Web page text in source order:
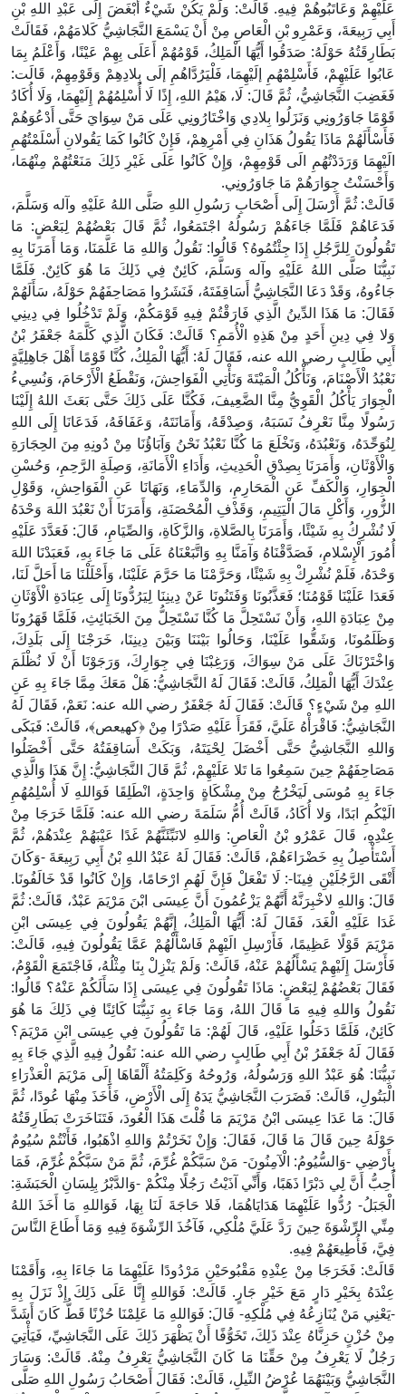
عَلَيْهِمْ وَعَاتَبُوهُمْ فِيهِ. قَالَتْ: وَلَمْ يَكُنْ شَيْءٌ أَبْغَضَ إِلَى عَبْدِ اللهِ بْنِ
أَبِي رَبِيعَةَ، وَعَمْرِو بْنِ الْعَاصِ مِنْ أَنْ يَسْمَعَ النَّجَاشِيُّ كَلامَهُمْ، فَقَالَتْ
بَطَارِقَتُهُ حَوْلَهُ: صَدَقُوا أَيُّهَا الْمَلِكُ، قَوْمُهُمْ أَعَلَى بِهِمْ عَيْنًا، وَأَعْلَمُ بِمَا
عَابُوا عَلَيْهِمْ، فَأَسْلِمْهُمِ إلَيْهِمَا، فَلْيَرُدَّاهُمِ إلَى بِلادِهِمْ وَقَوْمِهِمْ، قَالَت:
فَغَضِبَ النَّجَاشِيُّ، ثُمَّ قَالَ: لَا، هَيْمُ اللهِ، إِذًا لَا أُسْلِمُهُمْ إِلَيْهِمَا، وَلَا أُكَادُ
قَوْمًا جَاوَرُونِي وَنَزَلُوا بِلادِي وَاخْتَارُونِي عَلَى مَنْ سِوَايَ حَتَّى أَدْعُوَهُمْ
فَأَسْأَلَهُمْ مَاذَا يَقُولُ هَذَانِ فِي أَمْرِهِمْ، فَإِنْ كَانُوا كَمَا يَقُولانِ أَسْلَمْتُهُمِ
الَيْهِمَا وَرَدَدْتُهُمِ الَى قَوْمِهِمْ، وَإِنْ كَانُوا عَلَى غَيْرِ ذَلِكَ مَنَعْتُهُمْ مِنْهُمَا،
وَأَحْسَنْتُ جِوَارَهُمْ مَا جَاوَرُونِي.
قَالَتْ: ثُمَّ أَرْسَلَ إِلَى أَصْحَابِ رَسُولِ اللهِ صَلَّى اللهُ عَلَيْهِ وآله وَسَلَّمَ،
فَدَعَاهُمْ فَلَمَّا جَاءَهُمْ رَسُولُهُ اجْتَمَعُوا، ثُمَّ قَالَ بَعْضُهُمْ لِبَعْضٍ: مَا
تَقُولُونَ لِلرَّجُلِ إِذَا جِئْتُمُوهُ؟ قَالُوا: نَقُولُ وَاللهِ مَا عَلَّمَنَا، وَمَا أَمَرَنَا بِهِ
نَبِيُّنَا صَلَّى اللهُ عَلَيْهِ وآله وَسَلَّمَ، كَائِنٌ فِي ذَلِكَ مَا هُوَ كَائِنٌ. فَلَمَّا
جَاءُوهُ، وَقَدْ دَعَا النَّجَاشِيُّ أَسَاقِفَتَهُ، فَنَشَرُوا مَصَاحِفَهُمْ حَوْلَهُ، سَأَلَهُمْ
فَقَالَ: مَا هَذَا الدِّينُ الَّذِي فَارَقْتُمْ فِيهِ قَوْمَكُمْ، وَلَمْ تَدْخُلُوا فِي دِينِي
وَلا فِي دِينِ أَحَدٍ مِنْ هَذِهِ الْأُمَمِ؟ قَالَتْ: فَكَانَ الَّذِي كَلَّمَهُ جَعْفَرُ بْنُ
أَبِي طَالِبٍ رضي الله عنه، فَقَالَ لَهُ: أَيُّهَا الْمَلِكُ، كُنَّا قَوْمًا أَهْلَ جَاهِلِيَّةٍ
نَعْبُدُ الْأَصْنَامَ، وَنَأْكُلُ الْمَيْتَةَ وَنَأْتِي الْفَوَاحِشَ، وَنَقْطَعُ الْأَرْحَامَ، وَنُسِيءُ
الْجِوَارَ يَأْكُلُ الْقَوِيُّ مِنَّا الضَّعِيفَ، فَكُنَّا عَلَى ذَلِكَ حَتَّى بَعَثَ اللهُ إِلَيْنَا
رَسُولًا مِنَّا نَعْرِفُ نَسَبَهُ، وَصِدْقَهُ، وَأَمَانَتَهُ، وَعَفَافَهُ، فَدَعَانَا إِلَى اللهِ
لِنُوَحِّدَهُ، وَنَعْبُدَهُ، وَنَخْلَعَ مَا كُنَّا نَعْبُدُ نَحْنُ وَآبَاؤُنَا مِنْ دُونِهِ مِنَ الحِجَارَةِ
وَالْأَوْثَانِ، وَأَمَرَنَا بِصِدْقِ الْحَدِيثِ، وَأَدَاءِ الْأَمَانَةِ، وَصِلَةِ الرَّحِمِ، وَحُسْنِ
الْجِوَارِ، وَالْكَفِّ عَنِ الْمَحَارِمِ، وَالدِّمَاءِ، وَنَهَانَا عَنِ الْفَوَاحِشِ، وَقَوْلِ
الزُّورِ، وَأَكْلِ مَالَ الْيَتِيمِ، وَقَذْفِ الْمُحْصَنَةِ، وَأَمَرَنَا أَنْ نَعْبُدَ اللهَ وَحْدَهُ
لَا نُشْرِكُ بِهِ شَيْئًا، وَأَمَرَنَا بِالصَّلاةِ، وَالزَّكَاةِ، وَالصِّيَامِ، قَالَ: فَعَدَّدَ عَلَيْهِ
أُمُورَ الْإِسْلامِ، فَصَدَّقْنَاهُ وَآمَنَّا بِهِ وَاتَّبَعْنَاهُ عَلَى مَا جَاءَ بِهِ، فَعَبَدْنَا اللهَ
وَحْدَهُ، فَلَمْ نُشْرِكْ بِهِ شَيْئًا، وَحَرَّمْنَا مَا حَرَّمَ عَلَيْنَا، وَأَحْلَلْنَا مَا أَحَلَّ لَنَا،
فَعَدَا عَلَيْنَا قَوْمُنَا؛ فَعَذَّبُونَا وَفَتَنُونَا عَنْ دِينِنَا لِيَرُدُّونَا إِلَى عِبَادَةِ الْأَوْثَانِ
مِنْ عِبَادَةِ اللهِ، وَأَنْ نَسْتَحِلَّ مَا كُنَّا نَسْتَحِلُّ مِنَ الخَبَائِثِ، فَلَمَّا قَهَرُونَا
وَظَلَمُونَا، وَشَقُّوا عَلَيْنَا، وَحَالُوا بَيْنَنَا وَبَيْنَ دِينِنَا، خَرَجْنَا إِلَى بَلَدِكَ،
وَاخْتَرْنَاكَ عَلَى مَنْ سِوَاكَ، وَرَغِبْنَا فِي جِوَارِكَ، وَرَجَوْنَا أَنْ لَا نُظْلَمَ
عِنْدَكَ أَيُّهَا الْمَلِكُ، قَالَتْ: فَقَالَ لَهُ النَّجَاشِيُّ: هَلْ مَعَكَ مِمَّا جَاءَ بِهِ عَنِ
اللهِ مِنْ شَيْءٍ؟ قَالَتْ: فَقَالَ لَهُ جَعْفَرٌ رضي الله عنه: نَعَمْ، فَقَالَ لَهُ
النَّجَاشِيُّ: فَاقْرَأْهُ عَلَيَّ، فَقَرَأَ عَلَيْهِ صَدْرًا مِنْ ﴿كهيعص﴾، قَالَتْ: فَبَكَى
وَاللهِ النَّجَاشِيُّ حَتَّى أَخْضَلَ لِحْيَتَهُ، وَبَكَتْ أَسَاقِفَتُهُ حَتَّى أَخْضَلُوا
مَصَاحِفَهُمْ حِينَ سَمِعُوا مَا تَلا عَلَيْهِمْ، ثُمَّ قَالَ النَّجَاشِيُّ: إِنَّ هَذَا وَالَّذِي
جَاءَ بِهِ مُوسَى لَيَخْرُجُ مِنْ مِشْكَاةٍ وَاحِدَةٍ، انْطَلِقَا فَوَاللهِ لَا أُسْلِمُهُمِ
الَيْكُمِ ابَدًا، وَلا أُكَادُ، قَالَتْ أُمُّ سَلَمَةَ رضي الله عنه: فَلَمَّا خَرَجَا مِنْ
عِنْدِهِ، قَالَ عَمْرُو بْنُ الْعَاصِ: وَاللهِ لانَبِّئَنَّهُمْ غَدًا عَيْبَهُمْ عِنْدَهُمْ، ثُمَّ
أَسْتَأْصِلُ بِهِ خَضْرَاءَهُمْ، قَالَتْ: فَقَالَ لَهُ عَبْدُ اللهِ بْنُ أَبِي رَبِيعَةَ -وَكَانَ
أَتْقَى الرَّجُلَيْنِ فِينَا-: لَا تَفْعَلْ فَإِنَّ لَهُمِ ارْحَامًا، وَإِنْ كَانُوا قَدْ خَالَفُونَا.
قَالَ: وَاللهِ لاخْبِرَنَّهُ أَنَّهُمْ يَزْعُمُونَ أَنَّ عِيسَى ابْنَ مَرْيَمَ عَبْدٌ، قَالَتْ: ثُمَّ
غَدَا عَلَيْهِ الْغَدَ، فَقَالَ لَهُ: أَيُّهَا الْمَلِكُ، إِنَّهُمْ يَقُولُونَ فِي عِيسَى ابْنِ
مَرْيَمَ قَوْلًا عَظِيمًا، فَأَرْسِلِ الَيْهِمْ فَاسْأَلْهُمْ عَمَّا يَقُولُونَ فِيهِ، قَالَتْ:
فَأَرْسَلَ إِلَيْهِمْ يَسْأَلُهُمْ عَنْهُ، قَالَتْ: وَلَمْ يَنْزِلْ بِنَا مِثْلُهُ، فَاجْتَمَعَ الْقَوْمُ،
فَقَالَ بَعْضُهُمْ لِبَعْضٍ: مَاذَا تَقُولُونَ فِي عِيسَى إِذَا سَأَلَكُمْ عَنْهُ؟ قَالُوا:
نَقُولُ وَاللهِ فِيهِ مَا قَالَ اللهُ، وَمَا جَاءَ بِهِ نَبِيُّنَا كَائِنًا فِي ذَلِكَ مَا هُوَ
كَائِنٌ، فَلَمَّا دَخَلُوا عَلَيْهِ، قَالَ لَهُمْ: مَا تَقُولُونَ فِي عِيسَى ابْنِ مَرْيَمَ؟
فَقَالَ لَهُ جَعْفَرُ بْنُ أَبِي طَالِبٍ رضي الله عنه: نَقُولُ فِيهِ الَّذِي جَاءَ بِهِ
نَبِيُّنَا: هُوَ عَبْدُ اللهِ وَرَسُولُهُ، وَرُوحُهُ وَكَلِمَتُهُ أَلْقَاهَا إِلَى مَرْيَمَ الْعَذْرَاءِ
الْبَتُولِ، قَالَتْ: فَضَرَبَ النَّجَاشِيُّ يَدَهُ إِلَى الْأَرْضِ، فَأَخَذَ مِنْهَا عُودًا، ثُمَّ
قَالَ: مَا عَدَا عِيسَى ابْنُ مَرْيَمَ مَا قُلْتَ هَذَا الْعُودَ، فَتَنَاخَرَتْ بَطَارِقَتُهُ
حَوْلَهُ حِينَ قَالَ مَا قَالَ، فَقَالَ: وَإِنْ نَخَرْتُمْ وَاللهِ اذْهَبُوا، فَأَنْتُمْ سُيُومٌ
بِأَرْضِي -وَالسُّيُومُ: الْآمِنُونَ- مَنْ سَبَّكُمْ غُرِّمَ، ثُمَّ مَنْ سَبَّكُمْ غُرِّمَ، فَمَا
أُحِبُّ أَنَّ لِي دَبْرًا ذَهَبًا، وَأَنِّي آذَيْتُ رَجُلًا مِنْكُمْ -وَالدَّبْرُ بِلِسَانِ الْحَبَشَةِ:
الْجَبَلُ- رُدُّوا عَلَيْهِمَا هَدَايَاهُمَا، فَلا حَاجَةَ لَنَا بِهَا، فَوَاللهِ مَا أَخَذَ اللهُ
مِنِّي الرِّشْوَةَ حِينَ رَدَّ عَلَيَّ مُلْكِي، فَآخُذَ الرِّشْوَةَ فِيهِ وَمَا أَطَاعَ النَّاسَ
فِيَّ، فَأُطِيعَهُمْ فِيهِ.
قَالَتْ: فَخَرَجَا مِنْ عِنْدِهِ مَقْبُوحَيْنِ مَرْدُودًا عَلَيْهِمَا مَا جَاءَا بِهِ، وَأَقَمْنَا
عِنْدَهُ بِخَيْرِ دَارٍ مَعَ خَيْرِ جَارٍ. قَالَتْ: فَوَاللهِ إِنَّا عَلَى ذَلِكَ إِذْ نَزَلَ بِهِ
-يَعْنِي مَنْ يُنَازِعُهُ فِي مُلْكِهِ- قَالَ: فَوَاللهِ مَا عَلِمْنَا حُزْنًا قَطُّ كَانَ أَشَدَّ
مِنْ حُزْنٍ حَزِنَّاهُ عِنْدَ ذَلِكَ، تَخَوُّفًا أَنْ يَظْهَرَ ذَلِكَ عَلَى النَّجَاشِيِّ، فَيَأْتِيَ
رَجُلٌ لَا يَعْرِفُ مِنْ حَقِّنَا مَا كَانَ النَّجَاشِيُّ يَعْرِفُ مِنْهُ. قَالَتْ: وَسَارَ
النَّجَاشِيُّ وَبَيْنَهُمَا عُرْضُ النِّيلِ، قَالَتْ: فَقَالَ أَصْحَابُ رَسُولِ اللهِ صَلَّى